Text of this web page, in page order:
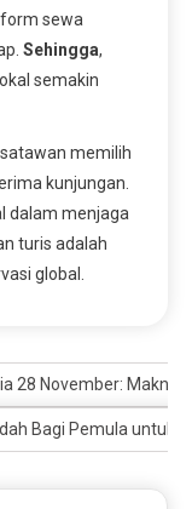
sewa
Sehingga,
semakin
memilih
kunjungan.
dalam menjaga
turis adalah
global.
28 November: Makna,
Bagi Pemula untuk